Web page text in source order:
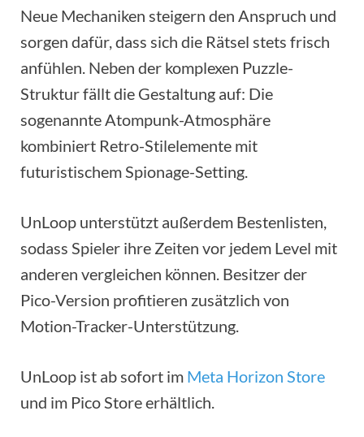
Neue Mechaniken steigern den Anspruch und
sorgen dafür, dass sich die Rätsel stets frisch
anfühlen. Neben der komplexen Puzzle-
Struktur fällt die Gestaltung auf: Die
sogenannte Atompunk-Atmosphäre
kombiniert Retro-Stilelemente mit
futuristischem Spionage-Setting.
UnLoop unterstützt außerdem Bestenlisten,
sodass Spieler ihre Zeiten vor jedem Level mit
anderen vergleichen können. Besitzer der
Pico-Version profitieren zusätzlich von
Motion-Tracker-Unterstützung.
UnLoop ist ab sofort im Meta Horizon Store
und im Pico Store erhältlich.